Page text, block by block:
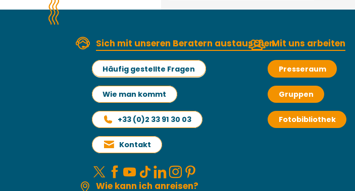
Sich mit unseren Beratern austauschen
Häufig gestellte Fragen
Wie man kommt
+33 (0)2 33 91 30 03
Kontakt
Mit uns arbeiten
Presseraum
Gruppen
Fotobibliothek
Wie kann ich anreisen?